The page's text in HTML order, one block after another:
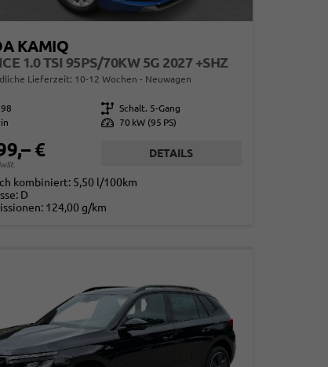
KAMIQ
1.0 TSI 95PS/70KW 5G 2027 +SHZ
Lieferzeit: 10-12 Wochen Neuwagen
Getriebe Schalt. 5-Gang
Leistung 70 kW (95 PS)
€ DETAILS
kombiniert: 5,50 l/100km
D
124,00 g/km